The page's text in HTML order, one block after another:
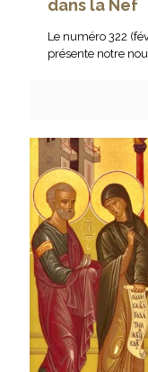
dans la Nef
Le numéro 322
présente notre